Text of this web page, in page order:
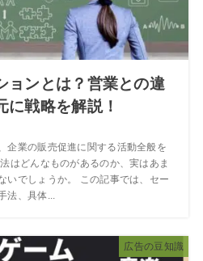
ョンとは？営業との違
に戦略を解説！
企業の販売促進に関する活動全般を
はどんなものがあるのか、実はあま
いでしょうか。 この記事では、セー
法、具体...
広告の豆知識